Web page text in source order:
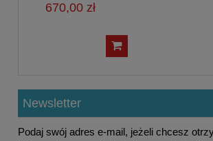
670,00 zł
Newsletter
Podaj swój adres e-mail, jeżeli chcesz